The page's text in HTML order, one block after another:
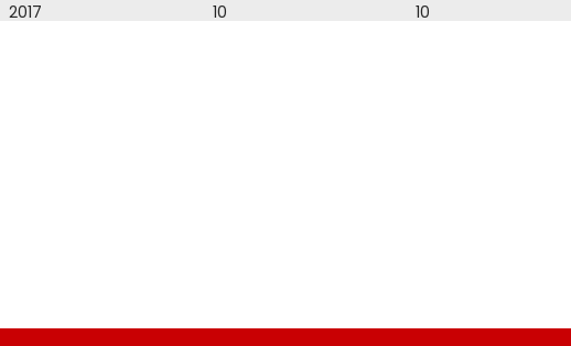
2017
2009
10
10
18